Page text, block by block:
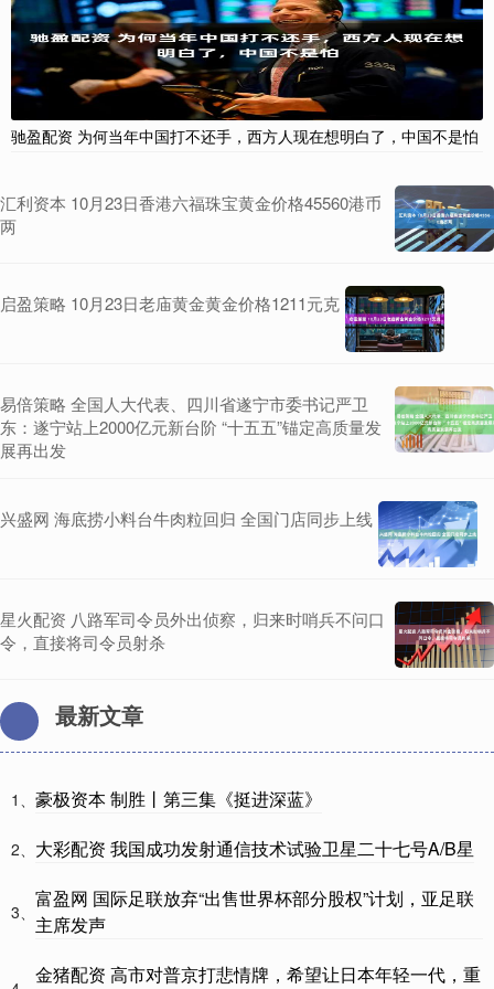
驰盈配资 为何当年中国打不还手，西方人现在想明白了，中国不是怕
汇利资本 10月23日香港六福珠宝黄金价格45560港币
两
启盈策略 10月23日老庙黄金黄金价格1211元克
易倍策略 全国人大代表、四川省遂宁市委书记严卫
东：遂宁站上2000亿元新台阶 “十五五”锚定高质量发
展再出发
兴盛网 海底捞小料台牛肉粒回归 全国门店同步上线
星火配资 八路军司令员外出侦察，归来时哨兵不问口
令，直接将司令员射杀
最新文章
1、 豪极资本 制胜丨第三集《挺进深蓝》
2、 大彩配资 我国成功发射通信技术试验卫星二十七号A/B星
3、
富盈网 国际足联放弃“出售世界杯部分股权”计划，亚足联
主席发声
金猪配资 高市对普京打悲情牌，希望让日本年轻一代，重